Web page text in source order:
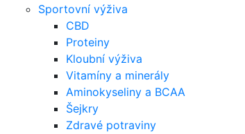
Sportovní výživa
CBD
Proteiny
Kloubní výživa
Vitamíny a minerály
Aminokyseliny a BCAA
Šejkry
Zdravé potraviny